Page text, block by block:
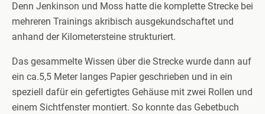
Denn Jenkinson und Moss hatte die komplette Strecke bei
mehreren Trainings akribisch ausgekundschaftet und
anhand der Kilometersteine strukturiert.
Das gesammelte Wissen über die Strecke wurde dann auf
ein ca.5,5 Meter langes Papier geschrieben und in ein
speziell dafür ein gefertigtes Gehäuse mit zwei Rollen und
einem Sichtfenster montiert. So konnte das Gebetbuch